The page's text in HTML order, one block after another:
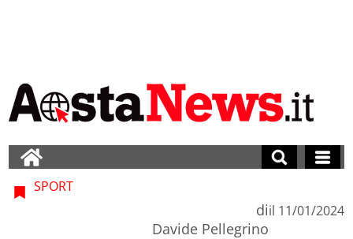
SPORT
di
Davide Pellegrino
il 11/01/2024